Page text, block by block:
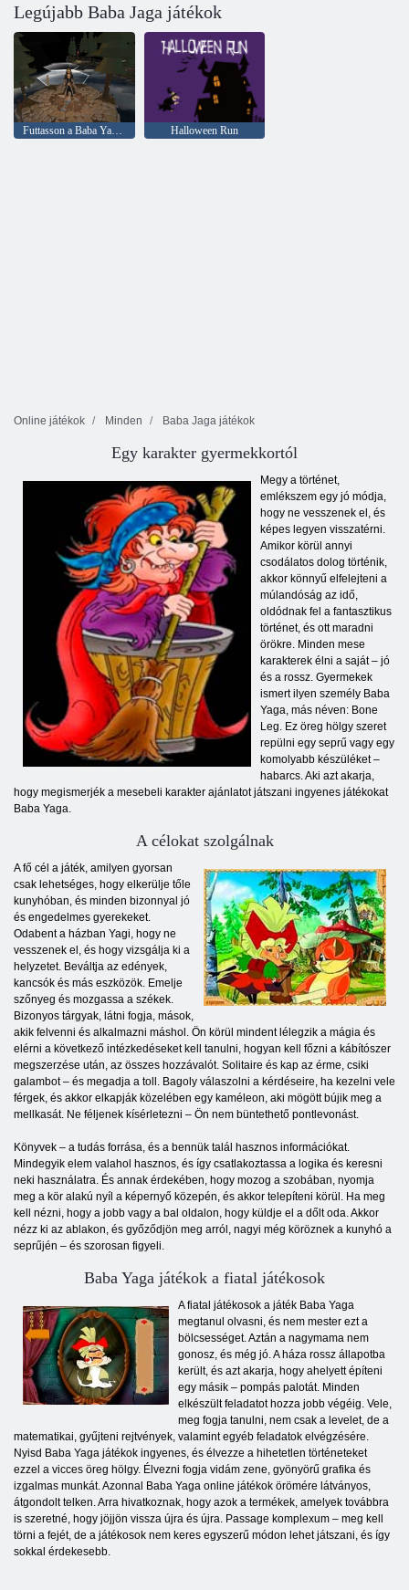
Legújabb Baba Jaga játékok
Futtasson a Baba Yaga -ból Halloween Run
Online játékok Minden Baba Jaga játékok
Egy karakter gyermekkortól
Megy a történet,
emlékszem egy jó módja,
hogy ne vesszenek el, és
képes legyen visszatérni.
Amikor körül annyi
csodálatos dolog történik,
akkor könnyű elfelejteni a
múlandóság az idő,
oldódnak fel a fantasztikus
történet, és ott maradni
örökre. Minden mese
karakterek élni a saját – jó
és a rossz. Gyermekek
ismert ilyen személy Baba
Yaga, más néven: Bone
Leg. Ez öreg hölgy szeret
repülni egy seprű vagy egy
komolyabb készüléket –
habarcs. Aki azt akarja,
hogy megismerjék a mesebeli karakter ajánlatot játszani ingyenes játékokat
Baba Yaga.
A célokat szolgálnak
A fő cél a játék, amilyen gyorsan
csak lehetséges, hogy elkerülje tőle
kunyhóban, és minden bizonnyal jó
és engedelmes gyerekeket.
Odabent a házban Yagi, hogy ne
vesszenek el, és hogy vizsgálja ki a
helyzetet. Beváltja az edények,
kancsók és más eszközök. Emelje
szőnyeg és mozgassa a székek.
Bizonyos tárgyak, látni fogja, mások,
akik felvenni és alkalmazni máshol. Ön körül mindent lélegzik a mágia és
elérni a következő intézkedéseket kell tanulni, hogyan kell főzni a kábítószer
megszerzése után, az összes hozzávalót. Solitaire és kap az érme, csiki
galambot – és megadja a toll. Bagoly válaszolni a kérdéseire, ha kezelni vele
férgek, és akkor elkapják közelében egy kaméleon, aki mögött bújik meg a
mellkasát. Ne féljenek kísérletezni – Ön nem büntethető pontlevonást.
Könyvek – a tudás forrása, és a bennük talál hasznos információkat.
Mindegyik elem valahol hasznos, és így csatlakoztassa a logika és keresni
neki használatra. És annak érdekében, hogy mozog a szobában, nyomja
meg a kör alakú nyíl a képernyő közepén, és akkor telepíteni körül. Ha meg
kell nézni, hogy a jobb vagy a bal oldalon, hogy küldje el a dőlt oda. Akkor
nézz ki az ablakon, és győződjön meg arról, nagyi még köröznek a kunyhó a
seprűjén – és szorosan figyeli.
Baba Yaga játékok a fiatal játékosok
A fiatal játékosok a játék Baba Yaga
megtanul olvasni, és nem mester ezt a
bölcsességet. Aztán a nagymama nem
gonosz, és még jó. A háza rossz állapotba
került, és azt akarja, hogy ahelyett építeni
egy másik – pompás palotát. Minden
elkészült feladatot hozza jobb végéig. Vele,
meg fogja tanulni, nem csak a levelet, de a
matematikai, gyűjteni rejtvények, valamint egyéb feladatok elvégzésére.
Nyisd Baba Yaga játékok ingyenes, és élvezze a hihetetlen történeteket
ezzel a vicces öreg hölgy. Élvezni fogja vidám zene, gyönyörű grafika és
izgalmas munkát. Azonnal Baba Yaga online játékok örömére látványos,
átgondolt telken. Arra hivatkoznak, hogy azok a termékek, amelyek továbbra
is szeretné, hogy jöjjön vissza újra és újra. Passage komplexum – meg kell
törni a fejét, de a játékosok nem keres egyszerű módon lehet játszani, és így
sokkal érdekesebb.